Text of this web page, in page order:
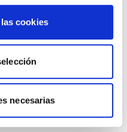
cookies
necesarias